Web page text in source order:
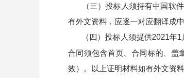
（三）投标人须持有中国软
有外文资料，应逐一对应翻译成
（四）投标人须提供2021年
合同须包含首页、合同标的、盖
效）。以上证明材料如有外文资